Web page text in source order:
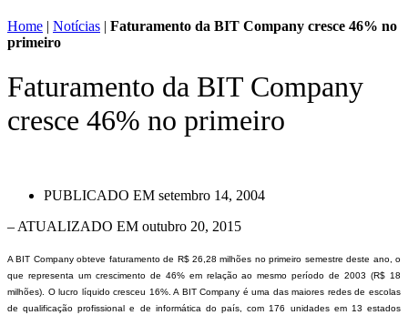
Home | Notícias | Faturamento da BIT Company cresce 46% no
primeiro
Faturamento da BIT Company
cresce 46% no primeiro
PUBLICADO EM setembro 14, 2004
– ATUALIZADO EM outubro 20, 2015
A BIT Company obteve faturamento de R$ 26,28 milhões no primeiro semestre deste ano, o
que representa um crescimento de 46% em relação ao mesmo período de 2003 (R$ 18
milhões). O lucro líquido cresceu 16%. A BIT Company é uma das maiores redes de escolas
de qualificação profissional e de informática do país, com 176 unidades em 13 estados